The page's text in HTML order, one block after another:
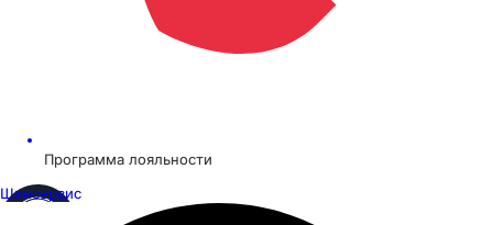
Программа лояльности
Шинсервис